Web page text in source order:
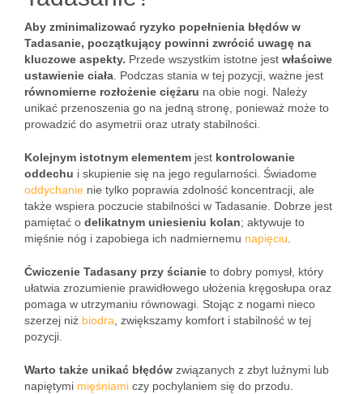
Aby zminimalizować ryzyko popełnienia błędów w
Tadasanie, początkujący powinni zwrócić uwagę na
kluczowe aspekty. Przede wszystkim istotne jest właściwe
ustawienie ciała . Podczas stania w tej pozycji, ważne jest
równomierne rozłożenie ciężaru na obie nogi. Należy
unikać przenoszenia go na jedną stronę, ponieważ może to
prowadzić do asymetrii oraz utraty stabilności.
Kolejnym istotnym elementem jest kontrolowanie
oddechu i skupienie się na jego regularności. Świadome
oddychanie nie tylko poprawia zdolność koncentracji, ale
także wspiera poczucie stabilności w Tadasanie. Dobrze jest
pamiętać o delikatnym uniesieniu kolan; aktywuje to
mięśnie nóg i zapobiega ich nadmiernemu napięciu
Ćwiczenie Tadasany przy ścianie to dobry pomysł, który
ułatwia zrozumienie prawidłowego ułożenia kręgosłupa oraz
pomaga w utrzymaniu równowagi. Stojąc z nogami nieco
szerzej niż biodra , zwiększamy komfort i stabilność w tej
pozycji.
Warto także unikać błędów związanych z zbyt luźnymi lub
napiętymi mięśniami czy pochylaniem się do przodu.